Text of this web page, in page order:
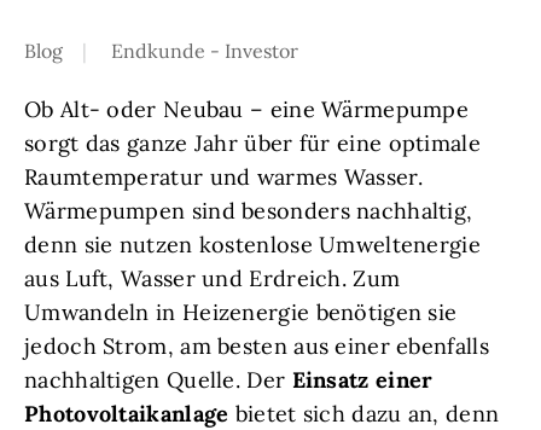
Blog Endkunde - Investor
Ob Alt- oder Neubau – eine Wärmepumpe
sorgt das ganze Jahr über für eine optimale
Raumtemperatur und warmes Wasser.
Wärmepumpen sind besonders nachhaltig,
denn sie nutzen kostenlose Umweltenergie
aus Luft, Wasser und Erdreich. Zum
Umwandeln in Heizenergie benötigen sie
jedoch Strom, am besten aus einer ebenfalls
nachhaltigen Quelle. Der Einsatz einer
Photovoltaikanlage bietet sich dazu an, denn